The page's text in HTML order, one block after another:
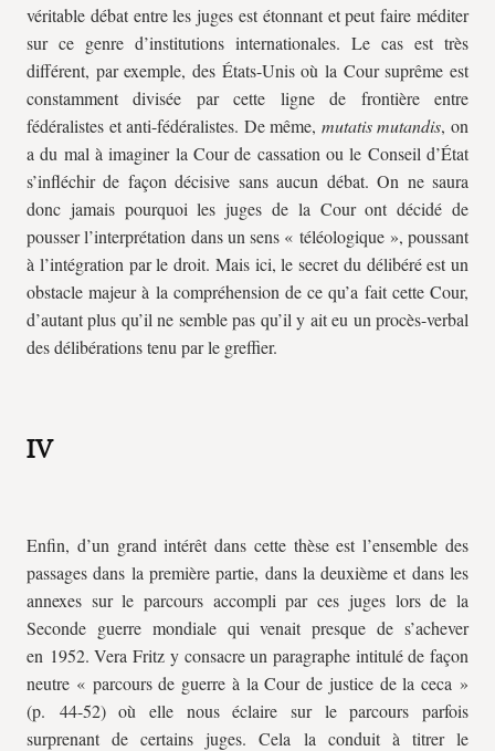
véritable débat entre les juges est étonnant et peut faire méditer
sur ce genre d’institutions internationales. Le cas est très
différent, par exemple, des États-Unis où la Cour suprême est
constamment divisée par cette ligne de frontière entre
fédéralistes et anti-fédéralistes. De même, mutatis mutandis, on
a du mal à imaginer la Cour de cassation ou le Conseil d’État
s’infléchir de façon décisive sans aucun débat. On ne saura
donc jamais pourquoi les juges de la Cour ont décidé de
pousser l’interprétation dans un sens « téléologique », poussant
à l’intégration par le droit. Mais ici, le secret du délibéré est un
obstacle majeur à la compréhension de ce qu’a fait cette Cour,
d’autant plus qu’il ne semble pas qu’il y ait eu un procès-verbal
des délibérations tenu par le greffier.
IV
Enfin, d’un grand intérêt dans cette thèse est l’ensemble des
passages dans la première partie, dans la deuxième et dans les
annexes sur le parcours accompli par ces juges lors de la
Seconde guerre mondiale qui venait presque de s’achever
en 1952. Vera Fritz y consacre un paragraphe intitulé de façon
neutre « parcours de guerre à la Cour de justice de laceca »
(p. 44-52) où elle nous éclaire sur le parcours parfois
surprenant de certains juges. Cela la conduit à titrer le